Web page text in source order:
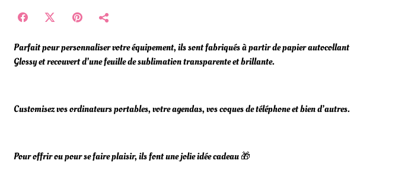
Parfait pour personnaliser votre équipement, ils sont fabriqués à partir de papier autocollant
Glossy et recouvert d’une feuille de sublimation transparente et brillante.
Customisez vos ordinateurs portables, votre agendas, vos coques de téléphone et bien d’autres.
Pour offrir ou pour se faire plaisir, ils font une jolie idée cadeau 🎁